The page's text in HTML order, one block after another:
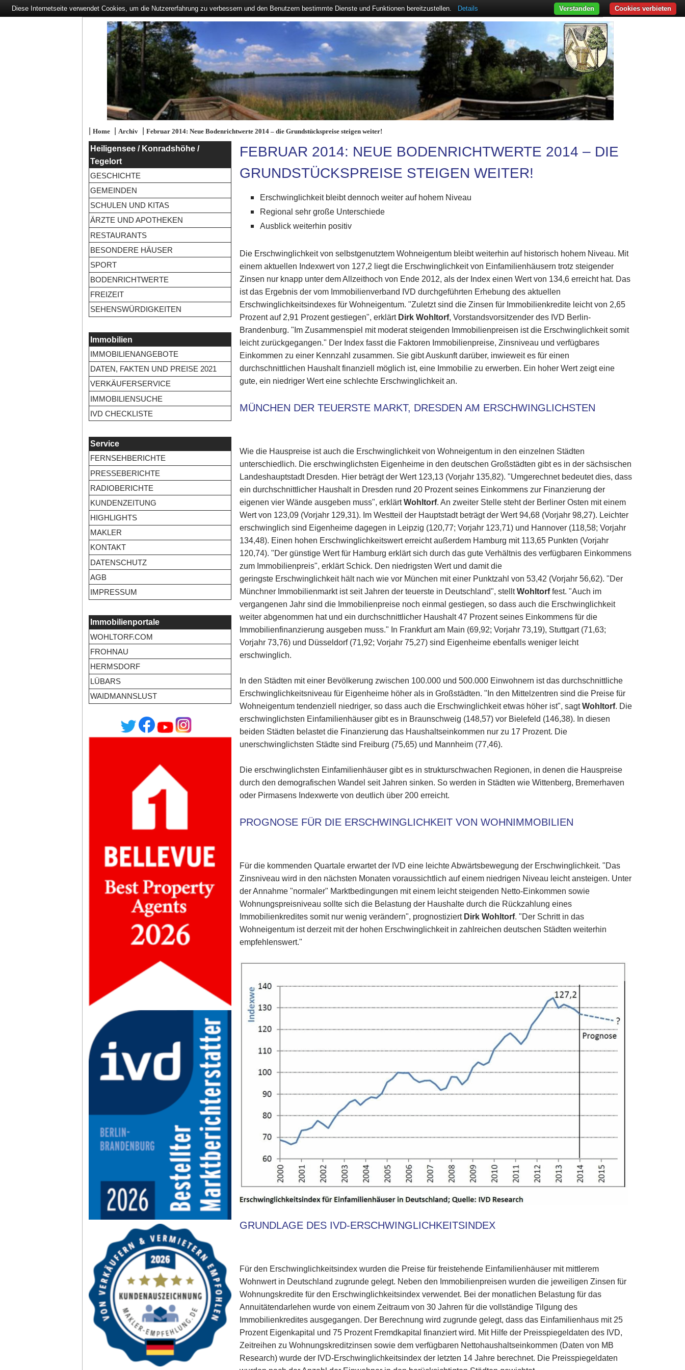
| Home| Archiv| Februar 2014: Neue Bodenrichtwerte 2014 – die Grundstückspreise steigen weiter!
Heiligensee / Konradshöhe /
Tegelort
GESCHICHTE
GEMEINDEN
SCHULEN UND KITAS
ÄRZTE UND APOTHEKEN
RESTAURANTS
BESONDERE HÄUSER
SPORT
BODENRICHTWERTE
FREIZEIT
SEHENSWÜRDIGKEITEN
Immobilien
IMMOBILIENANGEBOTE
DATEN, FAKTEN UND PREISE 2021
VERKÄUFERSERVICE
IMMOBILIENSUCHE
IVD CHECKLISTE
Service
FERNSEHBERICHTE
PRESSEBERICHTE
RADIOBERICHTE
KUNDENZEITUNG
HIGHLIGHTS
MAKLER
KONTAKT
DATENSCHUTZ
AGB
IMPRESSUM
Immobilienportale
WOHLTORF.COM
FROHNAU
HERMSDORF
LÜBARS
WAIDMANNSLUST
FEBRUAR 2014: NEUE BODENRICHTWERTE 2014 – DIE
GRUNDSTÜCKSPREISE STEIGEN WEITER!
Erschwinglichkeit bleibt dennoch weiter auf hohem Niveau
Regional sehr große Unterschiede
Ausblick weiterhin positiv
Die Erschwinglichkeit von selbstgenutztem Wohneigentum bleibt weiterhin auf historisch hohem Niveau. Mit
einem aktuellen Indexwert von 127,2 liegt die Erschwinglichkeit von Einfamilienhäusern trotz steigender
Zinsen nur knapp unter dem Allzeithoch von Ende 2012, als der Index einen Wert von 134,6 erreicht hat. Das
ist das Ergebnis der vom Immobilienverband IVD durchgeführten Erhebung des aktuellen
Erschwinglichkeitsindexes für Wohneigentum. "Zuletzt sind die Zinsen für Immobilienkredite leicht von 2,65
Prozent auf 2,91 Prozent gestiegen", erklärtDirk Wohltorf, Vorstandsvorsitzender des IVD Berlin-
Brandenburg. "Im Zusammenspiel mit moderat steigenden Immobilienpreisen ist die Erschwinglichkeit somit
leicht zurückgegangen." Der Index fasst die Faktoren Immobilienpreise, Zinsniveau und verfügbares
Einkommen zu einer Kennzahl zusammen. Sie gibt Auskunft darüber, inwieweit es für einen
durchschnittlichen Haushalt finanziell möglich ist, eine Immobilie zu erwerben. Ein hoher Wert zeigt eine
gute, ein niedriger Wert eine schlechte Erschwinglichkeit an.
MÜNCHEN DER TEUERSTE MARKT, DRESDEN AM ERSCHWINGLICHSTEN
Wie die Hauspreise ist auch die Erschwinglichkeit von Wohneigentum in den einzelnen Städten
unterschiedlich. Die erschwinglichsten Eigenheime in den deutschen Großstädten gibt es in der sächsischen
Landeshauptstadt Dresden. Hier beträgt der Wert 123,13 (Vorjahr 135,82). "Umgerechnet bedeutet dies, dass
ein durchschnittlicher Haushalt in Dresden rund 20 Prozent seines Einkommens zur Finanzierung der
eigenen vier Wände ausgeben muss", erklärtWohltorf. An zweiter Stelle steht der Berliner Osten mit einem
Wert von 123,09 (Vorjahr 129,31). Im Westteil der Hauptstadt beträgt der Wert 94,68 (Vorjahr 98,27). Leichter
erschwinglich sind Eigenheime dagegen in Leipzig (120,77; Vorjahr 123,71) und Hannover (118,58; Vorjahr
134,48). Einen hohen Erschwinglichkeitswert erreicht außerdem Hamburg mit 113,65 Punkten (Vorjahr
120,74). "Der günstige Wert für Hamburg erklärt sich durch das gute Verhältnis des verfügbaren Einkommens
zum Immobilienpreis", erklärt Schick. Den niedrigsten Wert und damit die
geringste Erschwinglichkeit hält nach wie vor München mit einer Punktzahl von 53,42 (Vorjahr 56,62). "Der
Münchner Immobilienmarkt ist seit Jahren der teuerste in Deutschland", stelltWohltorffest. "Auch im
vergangenen Jahr sind die Immobilienpreise noch einmal gestiegen, so dass auch die Erschwinglichkeit
weiter abgenommen hat und ein durchschnittlicher Haushalt 47 Prozent seines Einkommens für die
Immobilienfinanzierung ausgeben muss." In Frankfurt am Main (69,92; Vorjahr 73,19), Stuttgart (71,63;
Vorjahr 73,76) und Düsseldorf (71,92; Vorjahr 75,27) sind Eigenheime ebenfalls weniger leicht
erschwinglich.
In den Städten mit einer Bevölkerung zwischen 100.000 und 500.000 Einwohnern ist das durchschnittliche
Erschwinglichkeitsniveau für Eigenheime höher als in Großstädten. "In den Mittelzentren sind die Preise für
Wohneigentum tendenziell niedriger, so dass auch die Erschwinglichkeit etwas höher ist", sagtWohltorf. Die
erschwinglichsten Einfamilienhäuser gibt es in Braunschweig (148,57) vor Bielefeld (146,38). In diesen
beiden Städten belastet die Finanzierung das Haushaltseinkommen nur zu 17 Prozent. Die
unerschwinglichsten Städte sind Freiburg (75,65) und Mannheim (77,46).
Die erschwinglichsten Einfamilienhäuser gibt es in strukturschwachen Regionen, in denen die Hauspreise
durch den demografischen Wandel seit Jahren sinken. So werden in Städten wie Wittenberg, Bremerhaven
oder Pirmasens Indexwerte von deutlich über 200 erreicht.
PROGNOSE FÜR DIE ERSCHWINGLICHKEIT VON WOHNIMMOBILIEN
Für die kommenden Quartale erwartet der IVD eine leichte Abwärtsbewegung der Erschwinglichkeit. "Das
Zinsniveau wird in den nächsten Monaten voraussichtlich auf einem niedrigen Niveau leicht ansteigen. Unter
der Annahme "normaler" Marktbedingungen mit einem leicht steigenden Netto-Einkommen sowie
Wohnungspreisniveau sollte sich die Belastung der Haushalte durch die Rückzahlung eines
Immobilienkredites somit nur wenig verändern", prognostiziertDirk Wohltorf. "Der Schritt in das
Wohneigentum ist derzeit mit der hohen Erschwinglichkeit in zahlreichen deutschen Städten weiterhin
empfehlenswert."
GRUNDLAGE DES IVD-ERSCHWINGLICHKEITSINDEX
Für den Erschwinglichkeitsindex wurden die Preise für freistehende Einfamilienhäuser mit mittlerem
Wohnwert in Deutschland zugrunde gelegt. Neben den Immobilienpreisen wurden die jeweiligen Zinsen für
Wohnungskredite für den Erschwinglichkeitsindex verwendet. Bei der monatlichen Belastung für das
Annuitätendarlehen wurde von einem Zeitraum von 30 Jahren für die vollständige Tilgung des
Immobilienkredites ausgegangen. Der Berechnung wird zugrunde gelegt, dass das Einfamilienhaus mit 25
Prozent Eigenkapital und 75 Prozent Fremdkapital finanziert wird. Mit Hilfe der Preisspiegeldaten des IVD,
Zeitreihen zu Wohnungskreditzinsen sowie dem verfügbaren Nettohaushaltseinkommen (Daten von MB
Research) wurde der IVD-Erschwinglichkeitsindex der letzten 14 Jahre berechnet. Die Preisspiegeldaten
Diese Internetseite verwendet Cookies, um die Nutzererfahrung zu verbessern und den Benutzern bestimmte Dienste und Funktionen bereitzustellen. Details Cookies verbieten
Verstanden